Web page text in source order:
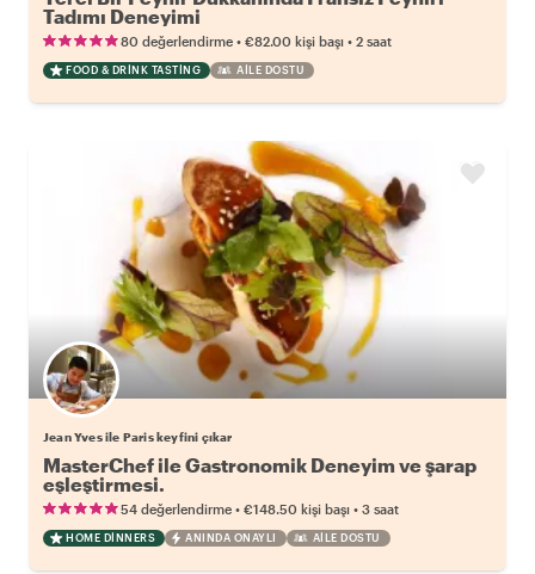
Tadımı Deneyimi
80 değerlendirme • €82.00 kişi başı • 2 saat
FOOD & DRINK TASTING AILE DOSTU
Jean Yves ile Paris keyfini çıkar
MasterChef ile Gastronomik Deneyim ve şarap
eşleştirmesi.
54 değerlendirme • €148.50 kişi başı • 3 saat
HOME DINNERS ANINDA ONAYLI AILE DOSTU